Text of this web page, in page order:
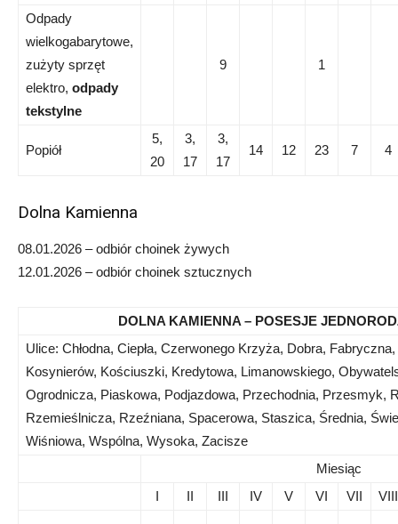
Odpady
wielkogabarytowe,
zużyty sprzęt
elektro, odpady
tekstylne
9 1
Popiół
5,
20
3,
17
3,
17
14 12 23 7 4
Dolna Kamienna
08.01.2026 – odbiór choinek żywych
12.01.2026 – odbiór choinek sztucznych
DOLNA KAMIENNA – POSESJE
Ulice: Chłodna, Ciepła, Czerwonego Krzyża, Dobra,
Kosynierów, Kościuszki, Kredytowa, Limanowskiego,
Ogrodnicza, Piaskowa, Podjazdowa, Przechodnia, Przesmyk,
Rzemieślnicza, Rzeźniana, Spacerowa, Staszica, Średnia,
Wiśniowa, Wspólna, Wysoka, Zacisze
Miesiąc
I
II III IV V VI VII VIII